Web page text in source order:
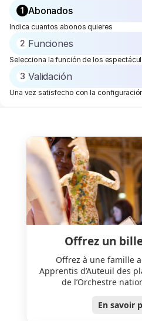
Paso
actual
1 Abonados
Indica cuantos abonos quieres
2 Funciones
Selecciona la función de los
3 Validación
Una vez satisfecho con la